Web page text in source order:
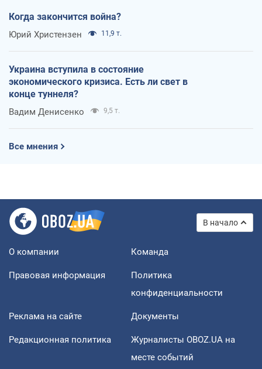
Когда закончится война?
Юрий Христензен 11,9 т.
Украина вступила в состояние
экономического кризиса. Есть ли свет в
конце туннеля?
Вадим Денисенко 9,5 т.
Все мнения
В начало
О компании Команда
Правовая информация
Политика
конфиденциальности
Реклама на сайте Документы
Редакционная политика
Журналисты OBOZ.UA на
месте событий